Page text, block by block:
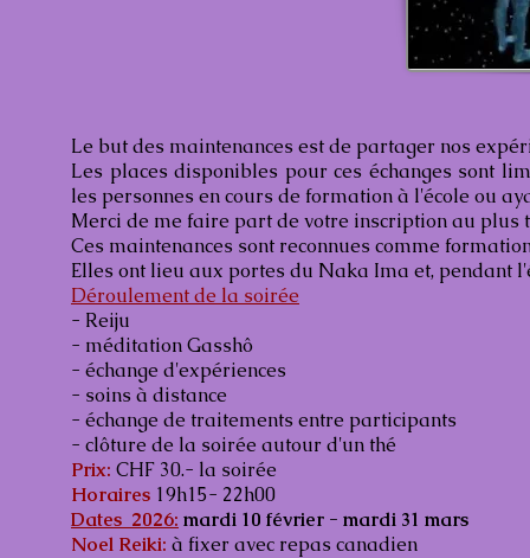
Le but des maintenances est de partager nos
Les places disponibles pour ces échanges sont
les personnes en cours de formation à l'école ou
Merci de me faire part de votre inscription au
Ces maintenances sont reconnues comme
Elles ont lieu aux portes du Naka Ima et, pendant
Déroulement de la soirée
- Reiju
- méditation Gasshô
- échange d'expériences
- soins à distance
- échange de traitements entre participants
- clôture de la soirée autour d'un thé
Prix: CHF 30.- la soirée
Horaires 19h15- 22h00
Dates 2026: mardi 10 février - mardi 31 mars
Noel Reiki: à fixeravec repas canadien